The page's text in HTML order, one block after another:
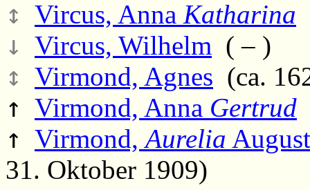
↕ Vircus, Anna Katharina
↓ Vircus, Wilhelm ( – )
↕ Virmond, Agnes (ca.
↑ Virmond, Anna Gertrud
↑ Virmond,Aurelia
31. Oktober 1909)